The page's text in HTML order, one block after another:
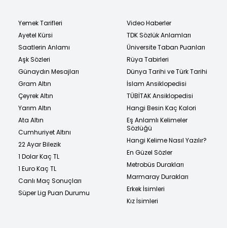
Yemek Tarifleri
Ayetel Kürsi
Saatlerin Anlamı
Aşk Sözleri
Günaydın Mesajları
Gram Altın
Çeyrek Altın
Yarım Altın
Ata Altın
Cumhuriyet Altını
22 Ayar Bilezik
1 Dolar Kaç TL
1 Euro Kaç TL
Canlı Maç Sonuçları
Süper Lig Puan Durumu
Video Haberler
TDK Sözlük Anlamları
Üniversite Taban Puanları
Rüya Tabirleri
Dünya Tarihi ve Türk Tarihi
İslam Ansiklopedisi
TÜBİTAK Ansiklopedisi
Hangi Besin Kaç Kalori
Eş Anlamlı Kelimeler
Sözlüğü
Hangi Kelime Nasıl Yazılır?
En Güzel Sözler
Metrobüs Durakları
Marmaray Durakları
Erkek İsimleri
Kız İsimleri